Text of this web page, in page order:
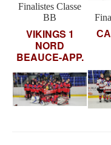
Finalistes Classe
BB
VIKINGS 1
NORD
BEAUCE-APP.